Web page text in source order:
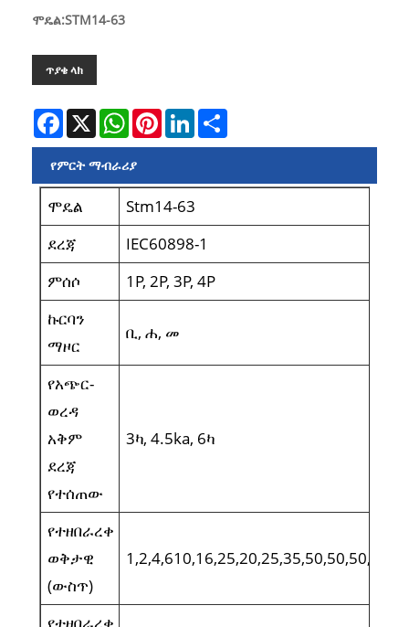
ሞዴል:STM14-63
ጥያቄ ላክ
Facebook
X WhatsAppPinterestLinkedIn
የምርት ማብራሪያ
ሞዴል
Stm14-63
ደረጃ
IEC60898-1
ምሰሶ
1P, 2P, 3P, 4P
ኩርባን
ማዞር
ቢ, ሐ, መ
የአጭር-
ወረዳ
አቅም
ደረጃ
የተሰጠው
3ካ, 4.5ka, 6ካ
የተዘበራረቀ
ወቅታዊ
(ውስጥ)
1,2,4,610,16,25,20,25,35,50,50,50,50.